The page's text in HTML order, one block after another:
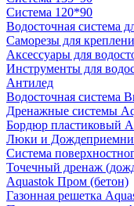
Система 120*90
Водосточная система
Саморезы для
Аксессуары для
Инструменты для
Антилед
Водосточная система
Дренажные системы
Бордюр пластиковый
Люки и
Система
Точечный дренаж
Aquastok Пром (бетон)
Газонная решетка